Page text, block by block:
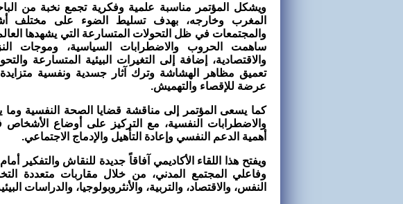
ويشكل المؤتمر مناسبة علمية وفكرية تجمع نخبة من
المغرب وخارجه، بهدف تسليط الضوء على مختلف
والمجتمعات في ظل التحولات المتسارعة التي يشهدها
ساهمت الحروب والاضطرابات السياسية، وموجات
والاقتصادية، إضافة إلى التغيرات البيئية المتسارعة
تعميق مظاهر الهشاشة وترك آثار جسدية ونفسية متزايدة
عرضة للإقصاء والتهميش.
كما يسعى المؤتمر إلى مناقشة قضايا الصحة النفسية وما
والاضطرابات النفسية، مع التركيز على أوضاع
أهمية الدعم النفسي وإعادة التأهيل والإدماج الاجتماعي.
ويفتح هذا اللقاء الأكاديمي آفاقاً جديدة للنقاش والتفكير
وفاعلي المجتمع المدني، من خلال مقاربات متعددة
النفس، والاقتصاد، والتربية، والأنثروبولوجيا، والدراسات